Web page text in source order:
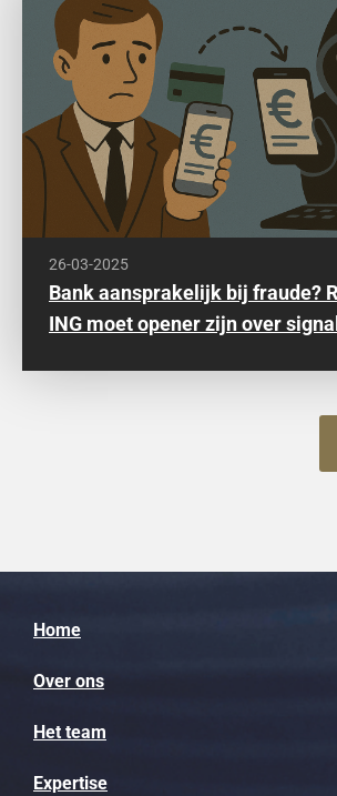
26-03-2025
Bank aansprakelijk bij fraude?
ING moet opener zijn over
Home
Over ons
Het team
Expertise